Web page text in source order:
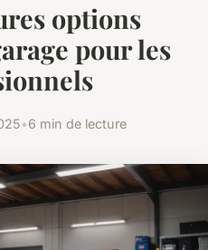
options
pour les
•6 min de lecture